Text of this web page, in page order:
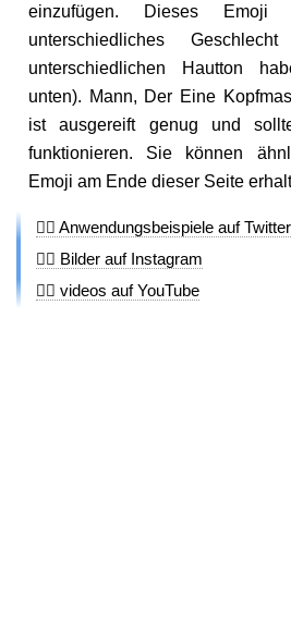
einzufügen. Dieses
unterschiedliches
unterschiedlichen Hautton
unten). Mann, Der Eine
ist ausgereift genug und
funktionieren. Sie können
Emoji am Ende dieser Seite
💆‍♂️ Anwendungsbeispiele auf Twitter
💆‍♂️ Bilder auf Instagram
💆‍♂️ videos auf YouTube